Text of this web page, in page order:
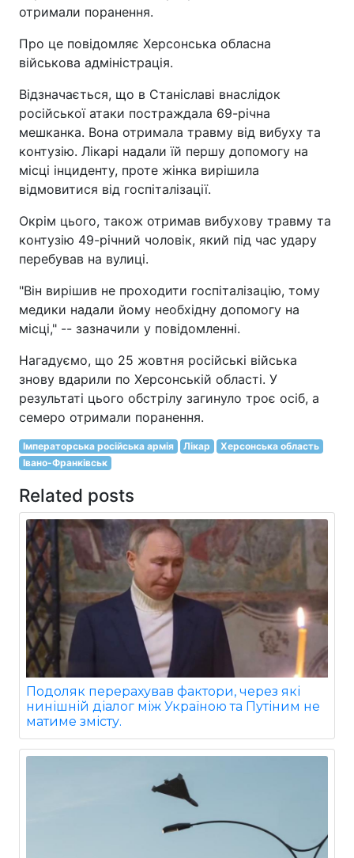
отримали поранення.
Про це повідомляє Херсонська обласна
військова адміністрація.
Відзначається, що в Станіславі внаслідок
російської атаки постраждала 69-річна
мешканка. Вона отримала травму від вибуху та
контузію. Лікарі надали їй першу допомогу на
місці інциденту, проте жінка вирішила
відмовитися від госпіталізації.
Окрім цього, також отримав вибухову травму та
контузію 49-річний чоловік, який під час удару
перебував на вулиці.
"Він вирішив не проходити госпіталізацію, тому
медики надали йому необхідну допомогу на
місці," -- зазначили у повідомленні.
Нагадуємо, що 25 жовтня російські війська
знову вдарили по Херсонській області. У
результаті цього обстрілу загинуло троє осіб, а
семеро отримали поранення.
Імператорська російська армія Лікар
Херсонська область
Івано-Франківськ
Related posts
Подоляк перерахував фактори, через які
нинішній діалог між Україною та Путіним не
матиме змісту.